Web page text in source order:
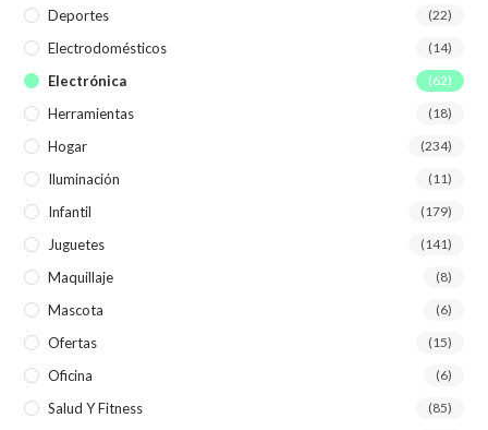
Deportes (22)
Electrodomésticos (14)
Electrónica (62)
Herramientas (18)
Hogar (234)
Iluminación (11)
Infantil (179)
Juguetes (141)
Maquillaje (8)
Mascota (6)
Ofertas (15)
Oficina (6)
Salud Y Fitness (85)